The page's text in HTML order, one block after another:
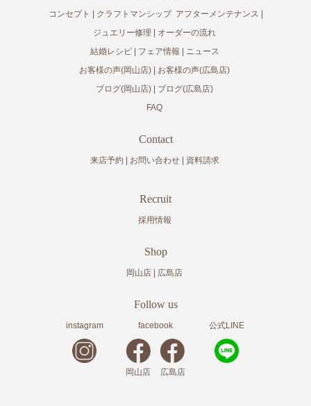
コンセプト クラフトマンシップ アフターメンテナンス
ジュエリー修理
オーダーの流れ
結婚レシピ
フェア情報
ニュース
お客様の声(岡山店)
お客様の声(広島店)
ブログ(岡山店)
ブログ(広島店)
FAQ
Contact
来店予約 お問い合わせ 資料請求
Recruit
採用情報
Shop
岡山店 広島店
Follow us
instagram facebook
岡山店 広島店
公式LINE